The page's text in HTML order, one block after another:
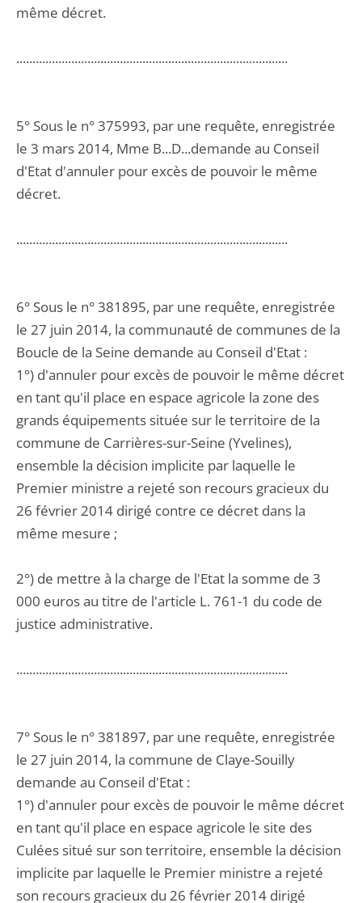
même décret.
....................................................................................
5° Sous le n° 375993, par une requête, enregistrée
le 3 mars 2014, Mme B...D...demande au Conseil
d'Etat d'annuler pour excès de pouvoir le même
décret.
....................................................................................
6° Sous le n° 381895, par une requête, enregistrée
le 27 juin 2014, la communauté de communes de la
Boucle de la Seine demande au Conseil d'Etat :
1°) d'annuler pour excès de pouvoir le même décret
en tant qu'il place en espace agricole la zone des
grands équipements située sur le territoire de la
commune de Carrières-sur-Seine (Yvelines),
ensemble la décision implicite par laquelle le
Premier ministre a rejeté son recours gracieux du
26 février 2014 dirigé contre ce décret dans la
même mesure ;
2°) de mettre à la charge de l'Etat la somme de 3
000 euros au titre de l'article L. 761-1 du code de
justice administrative.
....................................................................................
7° Sous le n° 381897, par une requête, enregistrée
le 27 juin 2014, la commune de Claye-Souilly
demande au Conseil d'Etat :
1°) d'annuler pour excès de pouvoir le même décret
en tant qu'il place en espace agricole le site des
Culées situé sur son territoire, ensemble la décision
implicite par laquelle le Premier ministre a rejeté
son recours gracieux du 26 février 2014 dirigé